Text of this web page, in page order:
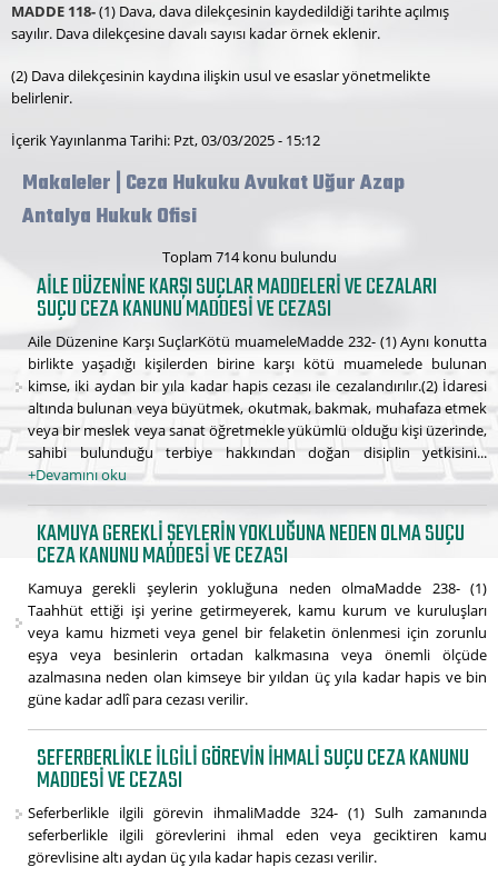
MADDE 118-(1) Dava, dava dilekçesinin kaydedildiği tarihte açılmış
sayılır. Dava dilekçesine davalı sayısı kadar örnek eklenir.
(2) Dava dilekçesinin kaydına ilişkin usul ve esaslar yönetmelikte
belirlenir.
İçerik Yayınlanma Tarihi: Pzt, 03/03/2025 - 15:12
Makaleler | Ceza Hukuku Avukat Uğur Azap
Antalya Hukuk Ofisi
Toplam 714 konu bulundu
AILE DÜZENINE KARŞI SUÇLAR MADDELERI VE CEZALARI
SUÇU CEZA KANUNU MADDESI VE CEZASI
Aile Düzenine Karşı SuçlarKötü muameleMadde 232- (1) Aynı konutta
birlikte yaşadığı kişilerden birine karşı kötü muamelede bulunan
kimse, iki aydan bir yıla kadar hapis cezası ile cezalandırılır.(2) İdaresi
altında bulunan veya büyütmek, okutmak, bakmak, muhafaza etmek
veya bir meslek veya sanat öğretmekle yükümlü olduğu kişi üzerinde,
sahibi bulunduğu terbiye hakkından doğan disiplin yetkisini...
+Devamını oku
KAMUYA GEREKLI ŞEYLERIN YOKLUĞUNA NEDEN OLMA SUÇU
CEZA KANUNU MADDESI VE CEZASI
Kamuya gerekli şeylerin yokluğuna neden olmaMadde 238- (1)
Taahhüt ettiği işi yerine getirmeyerek, kamu kurum ve kuruluşları
veya kamu hizmeti veya genel bir felaketin önlenmesi için zorunlu
eşya veya besinlerin ortadan kalkmasına veya önemli ölçüde
azalmasına neden olan kimseye bir yıldan üç yıla kadar hapis ve bin
güne kadar adlî para cezası verilir.
SEFERBERLIKLE ILGILI GÖREVIN IHMALI SUÇU CEZA KANUNU
MADDESI VE CEZASI
Seferberlikle ilgili görevin ihmaliMadde 324- (1) Sulh zamanında
seferberlikle ilgili görevlerini ihmal eden veya geciktiren kamu
görevlisine altı aydan üç yıla kadar hapis cezası verilir.